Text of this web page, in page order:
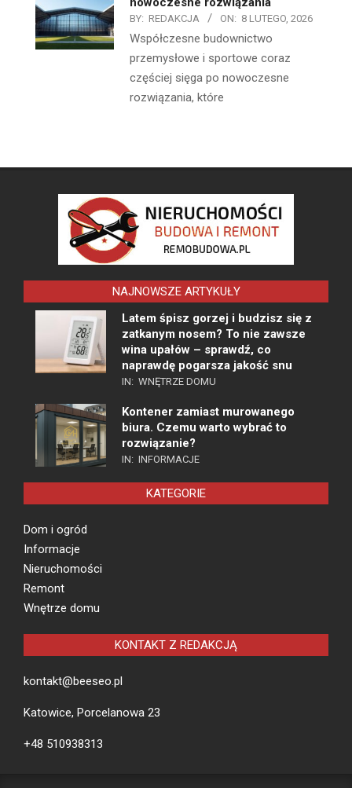
BY: REDAKCJA ON: 8 LUTEGO, 2026
Współczesne budownictwo
przemysłowe i sportowe coraz
częściej sięga po nowoczesne
rozwiązania, które
NAJNOWSZE ARTYKUŁY
Latem śpisz gorzej i budzisz się z
zatkanym nosem? To nie zawsze
wina upałów – sprawdź, co
naprawdę pogarsza jakość snu
IN: WNĘTRZE DOMU
Kontener zamiast murowanego
biura. Czemu warto wybrać to
rozwiązanie?
IN: INFORMACJE
KATEGORIE
Dom i ogród
Informacje
Nieruchomości
Remont
Wnętrze domu
KONTAKT Z REDAKCJĄ
kontakt@beeseo.pl
Katowice, Porcelanowa 23
+48 510938313